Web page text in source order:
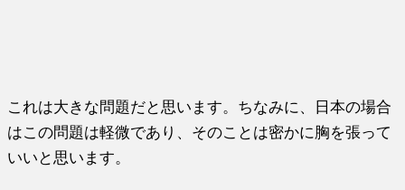
これは大きな問題だと思います。ちなみに、日本の場合
はこの問題は軽微であり、そのことは密かに胸を張って
いいと思います。